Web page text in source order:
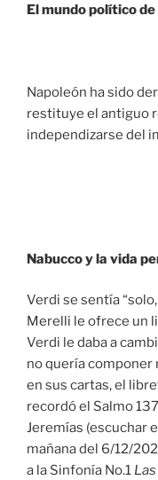
El mundo político
Napoleón ha sido
restituye el antiguo
independizarse del
Nabucco y la vida
Verdi se sentía
Merelli le ofrece un
Verdi le daba a
no quería componer
en sus cartas, el
recordó el Salmo
Jeremías (escuchar
mañana del 6/12/
a la Sinfonía No.1